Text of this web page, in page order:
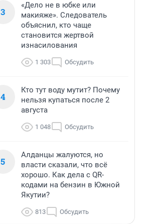
3
«Дело не в юбке или
макияже». Следователь
объяснил, кто чаще
становится жертвой
изнасилования
1 303 Обсудить
4
Кто тут воду мутит? Почему
нельзя купаться после 2
августа
1 048 Обсудить
5
Алданцы жалуются, но
власти сказали, что всё
хорошо. Как дела с QR-
кодами на бензин в Южной
Якутии?
813 Обсудить